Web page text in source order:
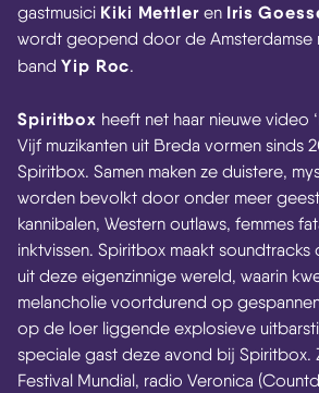
gastmusici Kiki Mettleren Iris
wordt geopend door de
band Yip Roc.
Spiritbox heeft net haar nieuwe video
Vijf muzikanten uit Breda vormen sinds
Spiritbox. Samen maken ze duistere,
worden bevolkt door onder meer
kannibalen, Western outlaws, femmes
inktvissen. Spiritbox maakt soundtracks
uit deze eigenzinnige wereld, waarin
melancholie voortdurend op
op de loer liggende explosieve
speciale gast deze avond bij Spiritbox.
Festival Mundial, radio Veronica